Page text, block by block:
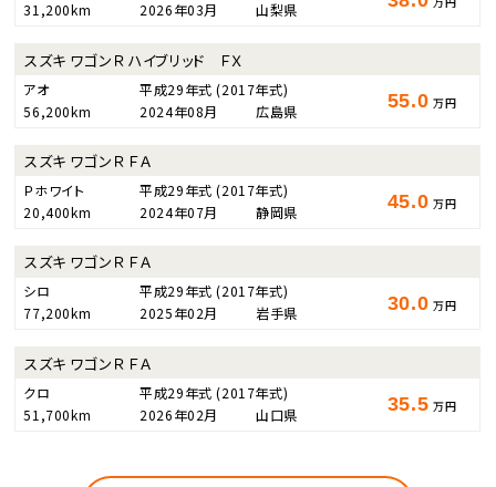
31,200km
2026年03月 山梨県
スズキ ワゴンＲ ハイブリッド ＦＸ
アオ 平成29年式(2017年式)
56,200km
2024年08月 広島県 55.0 万円
スズキ ワゴンＲ ＦＡ
Ｐホワイト 平成29年式(2017年式)
20,400km
2024年07月 静岡県 45.0 万円
スズキ ワゴンＲ ＦＡ
シロ 平成29年式(2017年式)
77,200km
2025年02月 岩手県 30.0 万円
スズキ ワゴンＲ ＦＡ
クロ 平成29年式(2017年式)
51,700km
2026年02月 山口県 35.5 万円